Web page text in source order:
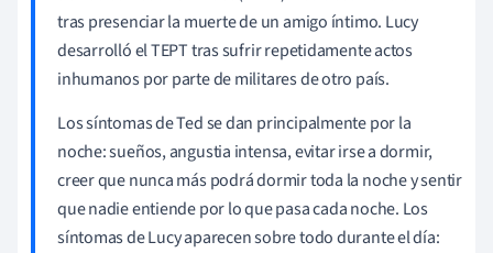
tras presenciar la muerte de un amigo íntimo. Lucy
desarrolló el TEPT tras sufrir repetidamente actos
inhumanos por parte de militares de otro país.
Los síntomas de Ted se dan principalmente por la
noche: sueños, angustia intensa, evitar irse a dormir,
creer que nunca más podrá dormir toda la noche y sentir
que nadie entiende por lo que pasa cada noche. Los
síntomas de Lucy aparecen sobre todo durante el día: